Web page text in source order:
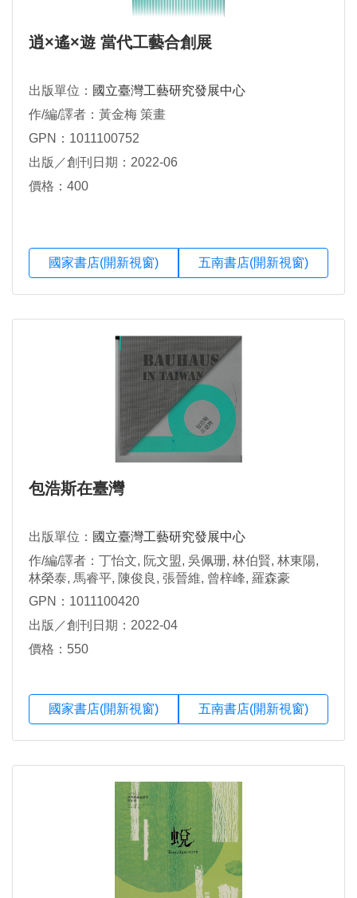
逍×遙×遊 當代工藝合創展
出版單位： 國立臺灣工藝研究發展中心
作/編/譯者：黃金梅 策畫
GPN：1011100752
出版／創刊日期：2022-06
價格：400
國家書店(開新視窗) 五南書店(開新視窗)
包浩斯在臺灣
出版單位： 國立臺灣工藝研究發展中心
作/編/譯者：丁怡文, 阮文盟, 吳佩珊, 林伯賢, 林東陽,
林榮泰, 馬睿平, 陳俊良, 張晉維, 曾梓峰, 羅森豪
GPN：1011100420
出版／創刊日期：2022-04
價格：550
國家書店(開新視窗) 五南書店(開新視窗)